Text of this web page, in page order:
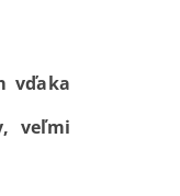
vďaka
veľmi